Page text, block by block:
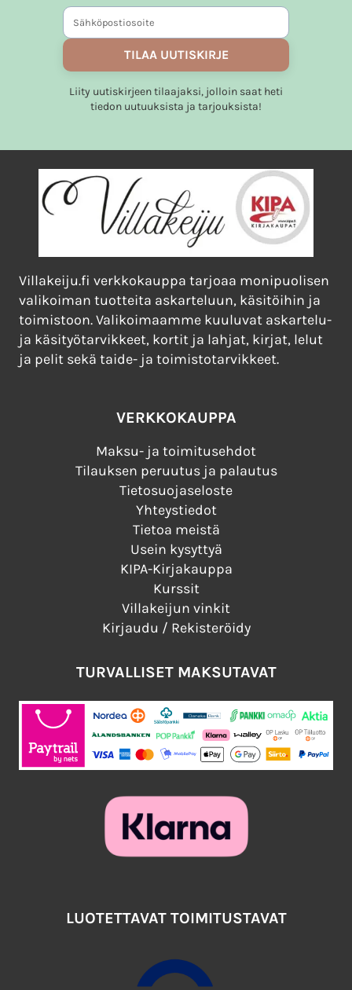
valinnat
valinnat
tuotteen
sivulla.
TILAA UUTISKIRJE
Liity uutiskirjeen tilaajaksi, jolloin saat heti
tiedon uutuuksista ja tarjouksista!
Villakeiju.fi verkkokauppa tarjoaa monipuolisen
valikoiman tuotteita askarteluun, käsitöihin ja
toimistoon. Valikoimaamme kuuluvat askartelu-
ja käsityötarvikkeet, kortit ja lahjat, kirjat, lelut
ja pelit sekä taide- ja toimistotarvikkeet.
VERKKOKAUPPA
Maksu- ja toimitusehdot
Tilauksen peruutus ja palautus
Tietosuojaseloste
Yhteystiedot
Tietoa meistä
Usein kysyttyä
KIPA-Kirjakauppa
Kurssit
Villakeijun vinkit
Kirjaudu / Rekisteröidy
TURVALLISET MAKSUTAVAT
LUOTETTAVAT TOIMITUSTAVAT